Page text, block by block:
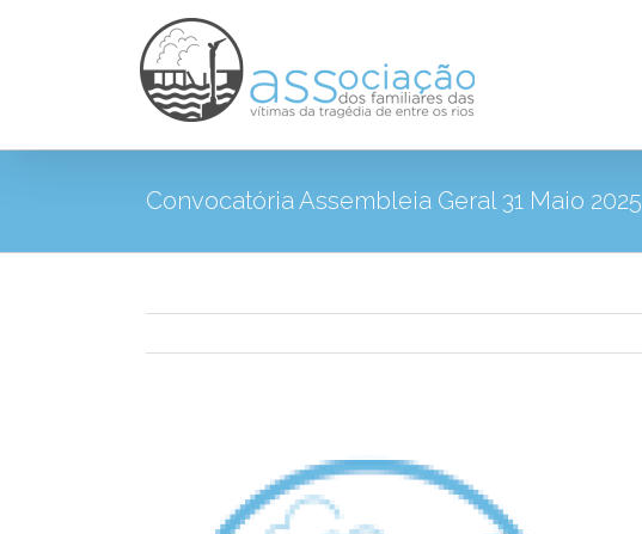
Convocatória Assembleia Geral 31 Maio 2025